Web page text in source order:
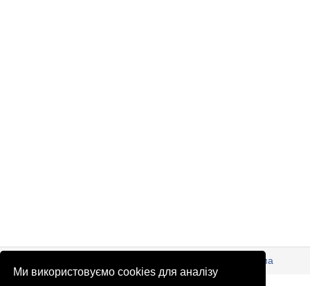
Ми використовуємо cookies для аналізу
Реклама